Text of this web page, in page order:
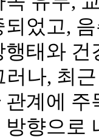
었고,
태와
러나, 최
관계에
향으로